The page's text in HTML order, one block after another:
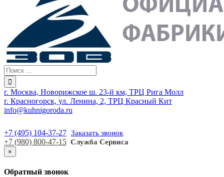
г. Москва, Новорижское ш. 23-й км, ТРЦ Рига Молл
г. Красногорск, ул. Ленина, 2, ТРЦ Красный Кит
info@kuhnigoroda.ru
+7 (495) 104-37-27 Заказать звонок
+7 (980) 800-47-15 Служба Сервиса
×
Обратный звонок